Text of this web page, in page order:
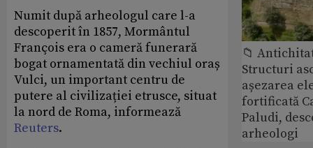
Numit după arheologul care l-a
descoperit în 1857, Mormântul
François era o cameră funerară
bogat ornamentată din vechiul oraș
Vulci, un important centru de
putere al civilizației etrusce, situat
la nord de Roma, informează
Reuters.
📁
Structuri
așezarea
fortificată
Paludi,
arheologi